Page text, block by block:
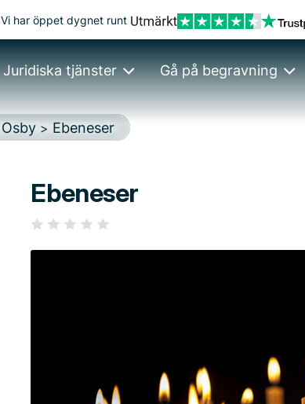
Vi har öppet dygnet runt
Juridiska tjänster Gå på begravning
Osby > Ebeneser
Ebeneser